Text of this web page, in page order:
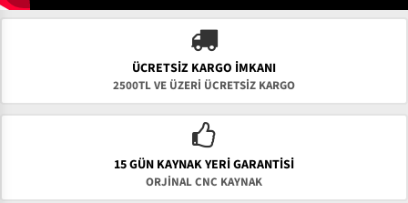
ÜCRETSIZ KARGO İMKANI
2500TL VE ÜZERİ ÜCRETSİZ KARGO
15 GÜN KAYNAK YERI GARANTISI
ORJİNAL CNC KAYNAK